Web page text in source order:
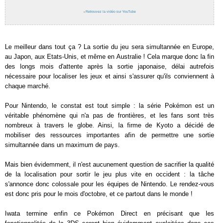
› Retrouvez la vidéo sur YouTube
Le meilleur dans tout ça ? La sortie du jeu sera simultannée en Europe,
au Japon, aux Etats-Unis, et même en Australie ! Cela marque donc la fin
des longs mois d'attente après la sortie japonaise, délai autrefois
nécessaire pour localiser les jeux et ainsi s'assurer qu'ils conviennent à
chaque marché.
Pour Nintendo, le constat est tout simple : la série Pokémon est un
véritable phénomène qui n'a pas de frontières, et les fans sont très
nombreux à travers le globe. Ainsi, la firme de Kyoto a décidé de
mobiliser des ressources importantes afin de permettre une sortie
simultannée dans un maximum de pays.
Mais bien évidemment, il n'est aucunement question de sacrifier la qualité
de la localisation pour sortir le jeu plus vite en occident : la tâche
s'annonce donc colossale pour les équipes de Nintendo. Le rendez-vous
est donc pris pour le mois d'octobre, et ce partout dans le monde !
Iwata termine enfin ce Pokémon Direct en précisant que les